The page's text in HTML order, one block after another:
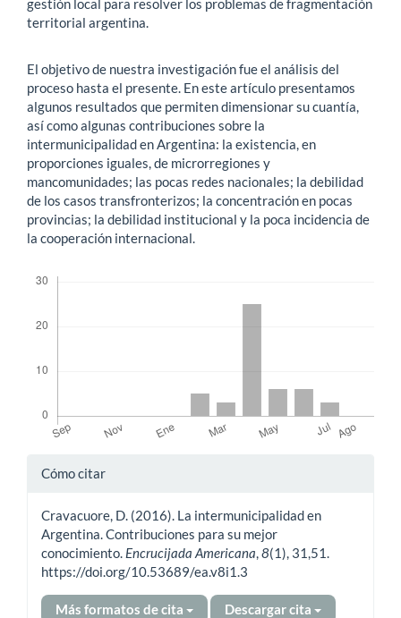
gestión local para resolver los problemas de fragmentación
territorial argentina.
El objetivo de nuestra investigación fue el análisis del
proceso hasta el presente. En este artículo presentamos
algunos resultados que permiten dimensionar su cuantía,
así como algunas contribuciones sobre la
intermunicipalidad en Argentina: la existencia, en
proporciones iguales, de microrregiones y
mancomunidades; las pocas redes nacionales; la debilidad
de los casos transfronterizos; la concentración en pocas
provincias; la debilidad institucional y la poca incidencia de
la cooperación internacional.
Detalles
artículo
Cómo citar
Cravacuore, D. (2016). La intermunicipalidad en
Argentina. Contribuciones para su mejor
conocimiento. Encrucijada Americana,8(1), 31,51.
https://doi.org/10.53689/ea.v8i1.3
Más formatos de cita Descargar cita